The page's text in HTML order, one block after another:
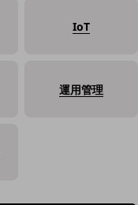
IoT
運用管理